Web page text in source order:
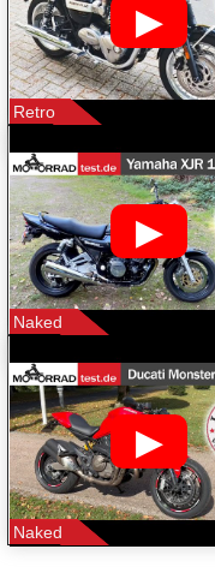
▶
Retro
▶
Naked
▶
Naked